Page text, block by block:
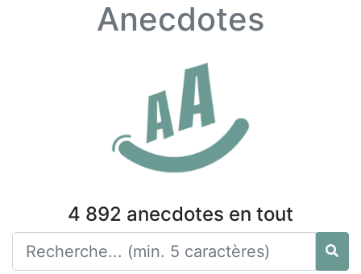
Anecdotes
4 892 anecdotes en tout